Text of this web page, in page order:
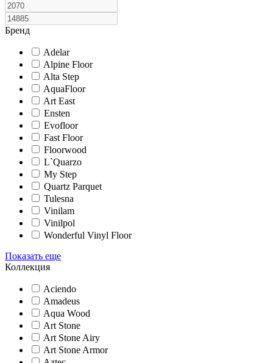
Бренд
Adelar
Alpine Floor
Alta Step
AquaFloor
Art East
Ensten
Evofloor
Fast Floor
Floorwood
L`Quarzo
My Step
Quartz Parquet
Tulesna
Vinilam
Vinilpol
Wonderful Vinyl Floor
Показать еще
Коллекция
Aciendo
Amadeus
Aqua Wood
Art Stone
Art Stone Airy
Art Stone Armor